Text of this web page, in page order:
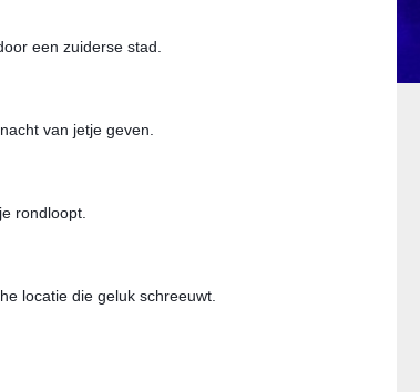
een zuiderse stad.
van ­jetje geven.
rondloopt.
locatie die geluk schreeuwt.